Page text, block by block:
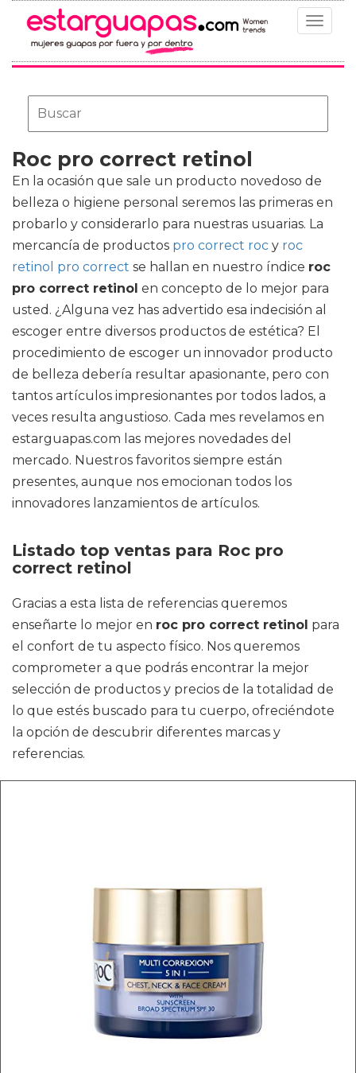
Toggle
Roc pro correct retinol
En la ocasión que sale un producto novedoso de
belleza o higiene personal seremos las primeras en
probarlo y considerarlo para nuestras usuarias. La
mercancía de productos pro correct roc y roc
retinol pro correct se hallan en nuestro índice roc
pro correct retinol en concepto de lo mejor para
usted. ¿Alguna vez has advertido esa indecisión al
escoger entre diversos productos de estética? El
procedimiento de escoger un innovador producto
de belleza debería resultar apasionante, pero con
tantos artículos impresionantes por todos lados, a
veces resulta angustioso. Cada mes revelamos en
estarguapas.com las mejores novedades del
mercado. Nuestros favoritos siempre están
presentes, aunque nos emocionan todos los
innovadores lanzamientos de artículos.
Listado top ventas para Roc pro
correct retinol
Gracias a esta lista de referencias queremos
enseñarte lo mejor en roc pro correct retinol para
el confort de tu aspecto físico. Nos queremos
comprometer a que podrás encontrar la mejor
selección de productos y precios de la totalidad de
lo que estés buscado para tu cuerpo, ofreciéndote
la opción de descubrir diferentes marcas y
referencias.